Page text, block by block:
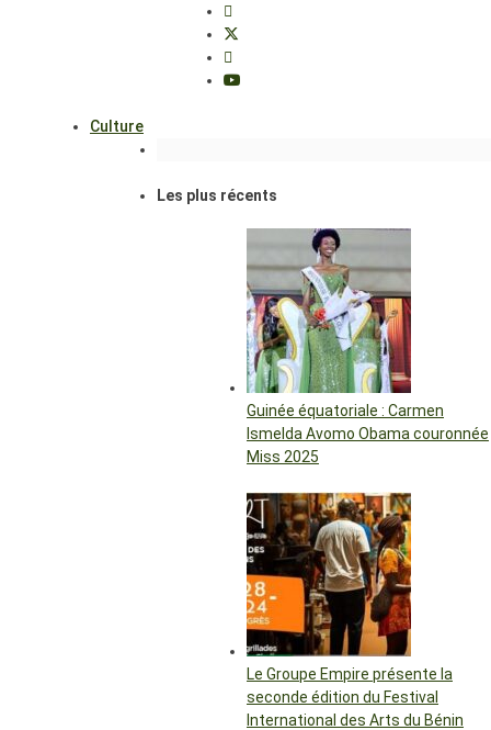
Culture
Les plus récents
Guinée équatoriale : Carmen
Ismelda Avomo Obama couronnée
Miss 2025
Le Groupe Empire présente la
seconde édition du Festival
International des Arts du Bénin